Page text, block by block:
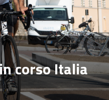
corso Italia